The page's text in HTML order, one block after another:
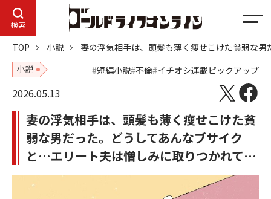
検索
メ
ニ
ュ
ー
TOP 小説
妻の浮気相手は、頭髪も薄く瘦せこけた貧弱な
小説
短編小説 不倫 イチオシ連載ピックアップ
2026.05.13
妻の浮気相手は、頭髪も薄く瘦せこけた貧
弱な男だった。どうしてあんなブサイク
と…エリート夫は憎しみに取りつかれて…